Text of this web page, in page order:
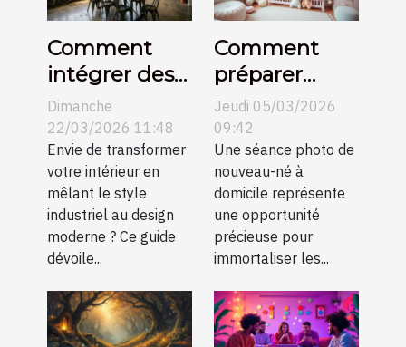
Comment
intégrer des
meubles
industriels
dans un
décor
moderne ?
Dimanche
22/03/2026 11:48
Envie de transformer
votre intérieur en
mêlant le style
industriel au design
moderne ? Ce guide
dévoile...
Comment
préparer
votre maison
pour une
séance photo
de nouveau-
né?
Jeudi 05/03/2026
09:42
Une séance photo de
nouveau-né à
domicile représente
une opportunité
précieuse pour
immortaliser les...